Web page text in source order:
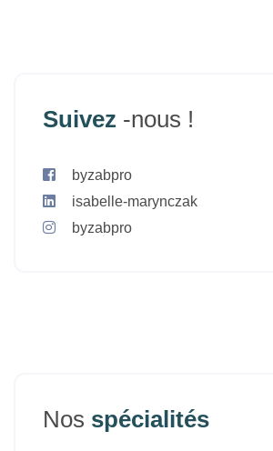
Suivez -nous !
byzabpro
isabelle-marynczak
byzabpro
Nos spécialités